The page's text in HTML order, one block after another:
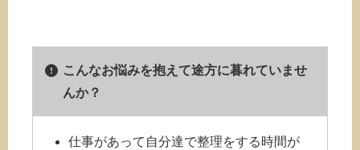
こんなお悩みを抱えて途方に暮れていませ
んか？
仕事があって自分達で整理をする時間が